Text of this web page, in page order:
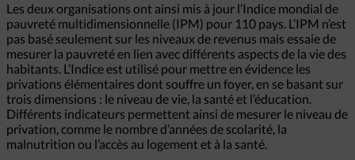
Les deux organisations ont ainsi mis à jour l’Indice mondial de
pauvreté multidimensionnelle (IPM) pour 110 pays. L’IPM n’est
pas basé seulement sur les niveaux de revenus mais essaie de
mesurer la pauvreté en lien avec différents aspects de la vie des
habitants. L’Indice est utilisé pour mettre en évidence les
privations élémentaires dont souffre un foyer, en se basant sur
trois dimensions : le niveau de vie, la santé et l’éducation.
Différents indicateurs permettent ainsi de mesurer le niveau de
privation, comme le nombre d’années de scolarité, la
malnutrition ou l’accès au logement et à la santé.